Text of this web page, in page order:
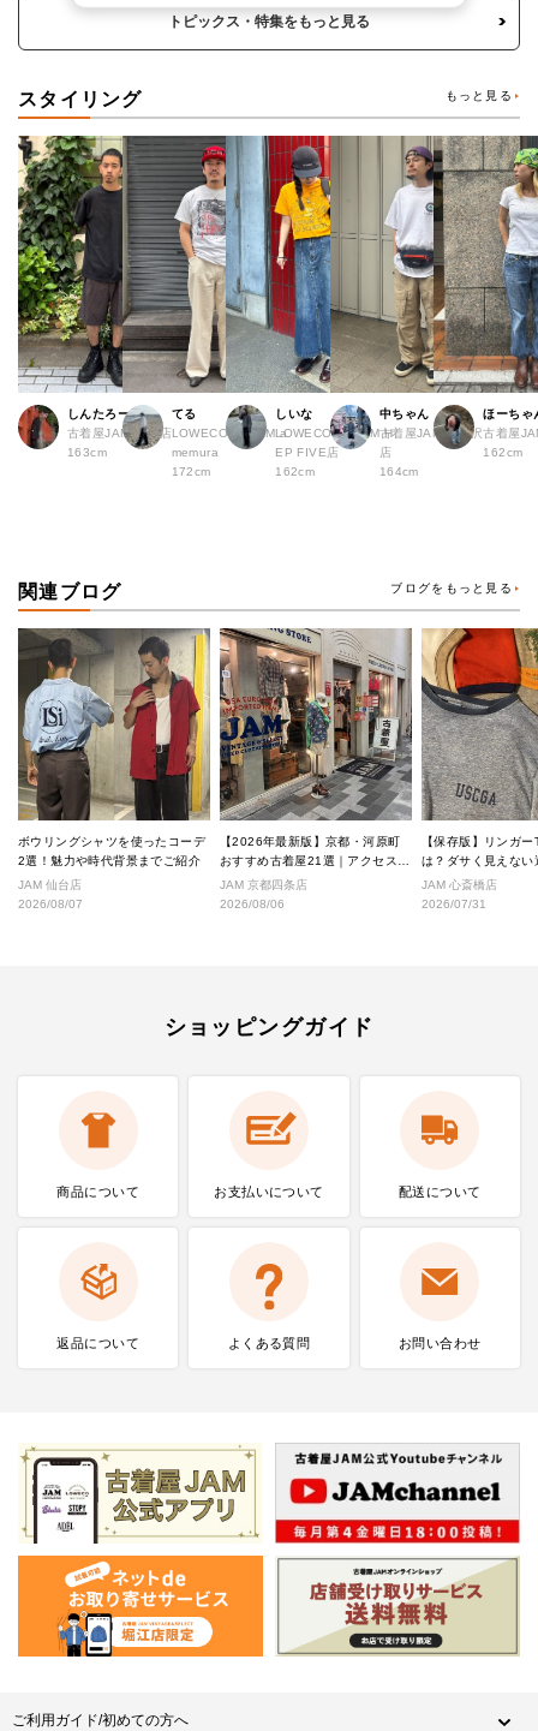
トピックス・特集をもっと見る
スタイリング もっと見る
しんたろー
古着屋JAM 仙台店
163cm
てる
LOWECO by JAM a
memura
172cm
しいな
LOWECO by JAM H
EP FIVE店
162cm
中ちゃん
古着屋JAM 下北沢
店
164cm
ほーちゃ
古着屋
162cm
関連ブログ ブログをもっと見る
ボウリングシャツを使ったコーデ
2選！魅力や時代背景までご紹介
JAM 仙台店
2026/08/07
【2026年最新版】京都・河原町
おすすめ古着屋21選｜アクセス良
好な絶対行くべきショップ厳選！
JAM 京都四条店
2026/08/06
【保存版】リンガ
は？ダサく見えない
なし完全ガイド
JAM 心斎橋店
2026/07/31
ショッピングガイド
商品について お支払いについて 配送について
返品について よくある質問 お問い合わせ
ご利用ガイド/初めての方へ